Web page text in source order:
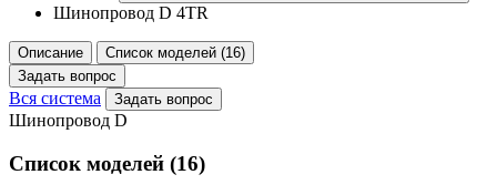
Шинопровод D 4TR
Описание
Список моделей (16)
Задать вопрос
Вся система Задать вопрос
Шинопровод D
Список моделей (16)